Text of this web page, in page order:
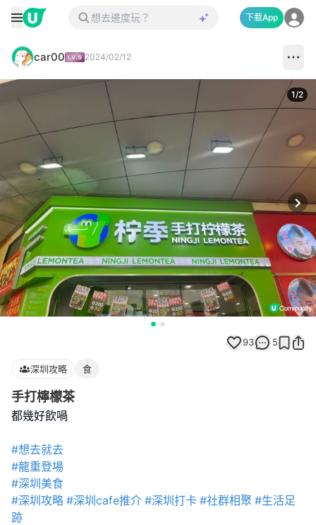
下載App
car00 2024/02/12
1/2
93 5
深圳攻略 食
手打檸檬茶
都幾好飲喎
#想去就去
#龍重登場
#深圳美食
#深圳攻略 #深圳cafe推介 #深圳打卡 #社群相聚 #生活足
跡